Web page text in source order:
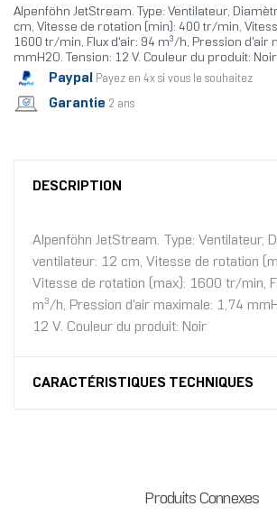
Alpenföhn JetStream. Type: Ventilateur,
cm, Vitesse de rotation (min): 400 tr/min,
1600 tr/min, Flux d'air: 94 m³/h, Pression d'air
mmH2O. Tension: 12 V. Couleur du produit: Noir
Paypal Payez en 4x si vous le souhaitez
Garantie 2 ans
DESCRIPTION
Alpenföhn JetStream. Type: Ventilateur,
ventilateur: 12 cm, Vitesse de rotation
Vitesse de rotation (max): 1600 tr/min,
m³/h, Pression d'air maximale: 1,74
12 V. Couleur du produit: Noir
CARACTÉRISTIQUES TECHNIQUES
Produits Connexes